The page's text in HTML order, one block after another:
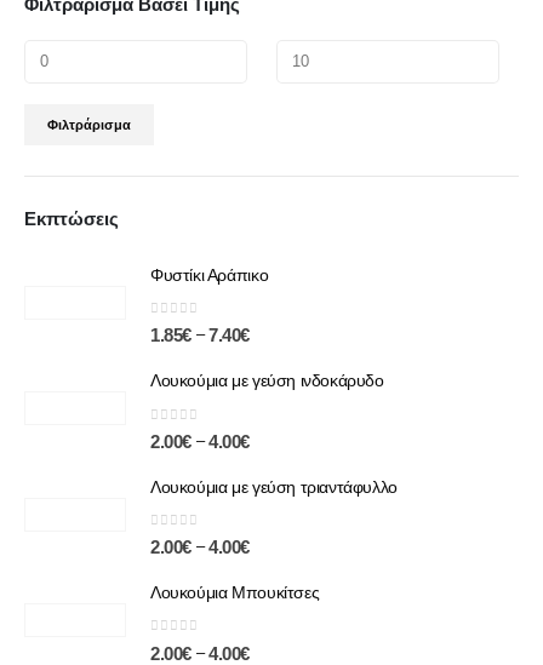
Φιλτράρισμα
Εκπτώσεις
Φυστίκι Αράπικο
0 out of 5
1.85€ – 7.40€
Λουκούμια με γεύση ινδοκάρυδο
0out of 5
2.00€ – 4.00€
Λουκούμια με γεύση τριαντάφυλλο
0out of 5
2.00€ – 4.00€
Λουκούμια Μπουκίτσες
0out of 5
2.00€ – 4.00€